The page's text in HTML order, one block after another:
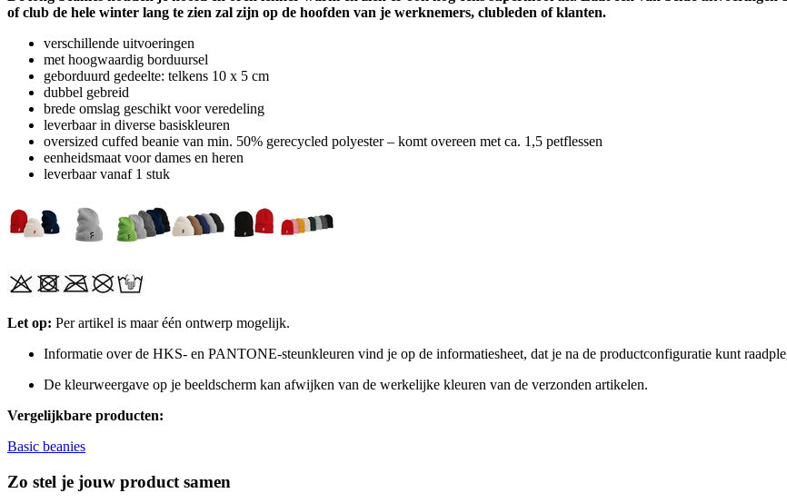
of club de hele winter lang te zien zal zijn op de hoofden van je werknemers, clubleden of klanten.
verschillende uitvoeringen
met hoogwaardig borduursel
geborduurd gedeelte: telkens 10 x 5 cm
dubbel gebreid
brede omslag geschikt voor veredeling
leverbaar in diverse basiskleuren
oversized cuffed beanie van min. 50% gerecycled polyester – komt overeen met ca. 1,5 petflessen
eenheidsmaat voor dames en heren
leverbaar vanaf 1 stuk
Let op: Per artikel is maar één ontwerp mogelijk.
Informatie over de HKS- en PANTONE-steunkleuren vind je op de informatiesheet, dat je na de productconfiguratie kunt
De kleurweergave op je beeldscherm kan afwijken van de werkelijke kleuren van de verzonden artikelen.
Vergelijkbare producten:
Basic beanies
Zo stel je jouw product samen